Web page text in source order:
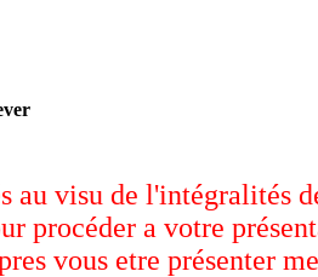
au visu de l'intégralités
procéder a votre
vous etre présenter